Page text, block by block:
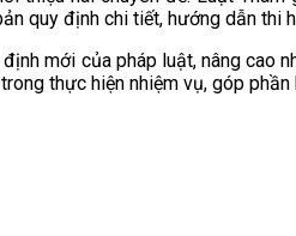
quy định chi tiết, hướng dẫn thi
mới của pháp luật, nâng cao
thực hiện nhiệm vụ, góp